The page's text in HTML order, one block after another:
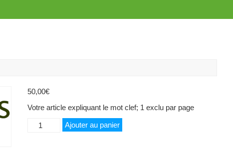
50,00€
Votre article expliquant le mot clef; 1 exclu par page
quantité
Ajouter au panier